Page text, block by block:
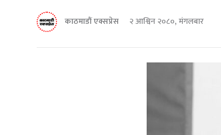
काठमाडौं एक्सप्रेस २ आश्विन २०८०, मंगलबार